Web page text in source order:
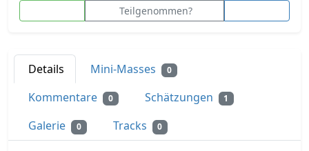
Teilgenommen?
Details Mini-Masses 0
Kommentare 0 Schätzungen 1
Galerie 0 Tracks 0